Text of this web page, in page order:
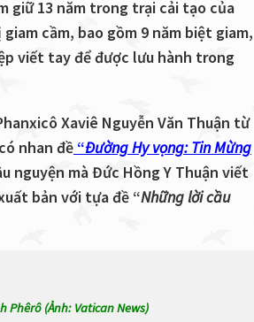
giữ 13 năm trong trại cải tạo của
cầm, bao gồm 9 năm biệt giam,
viết tay để được lưu hành trong
Xaviê Nguyễn Văn Thuận từ
nhan đề “Đường Hy vọng: Tin Mừng
nguyện mà Đức Hồng Y Thuận viết
bản với tựa đề “Những lời cầu
Phêrô (Ảnh: Vatican News)